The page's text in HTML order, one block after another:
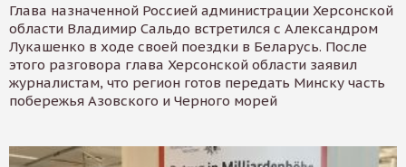
Глава назначенной Россией администрации Херсонской
области Владимир Сальдо встретился с Александром
Лукашенко в ходе своей поездки в Беларусь. После
этого разговора глава Херсонской области заявил
журналистам, что регион готов передать Минску часть
побережья Азовского и Черного морей